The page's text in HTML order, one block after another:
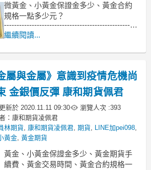
微黃金、小黃金保證金多少、黃金合約
規格一點多少元？
-----------------------------------------------------
------
二日上漲，自近期觸及的 2 個月低點持
Stone
繼續閱讀...
屬與金屬》意識到疫情危機尚
金銀價反彈 康和期貨佩君
新於 2020.11.11 09:30 瀏覽人次 :393
：康和期貨凌佩君
林期貨, 康和期貨凌佩君,期貨, LINE加pei098,
黃金,黃金期貨
黃金、小黃金保證金多少、黃金期貨手
續費、黃金交易時間、黃金合約規格一